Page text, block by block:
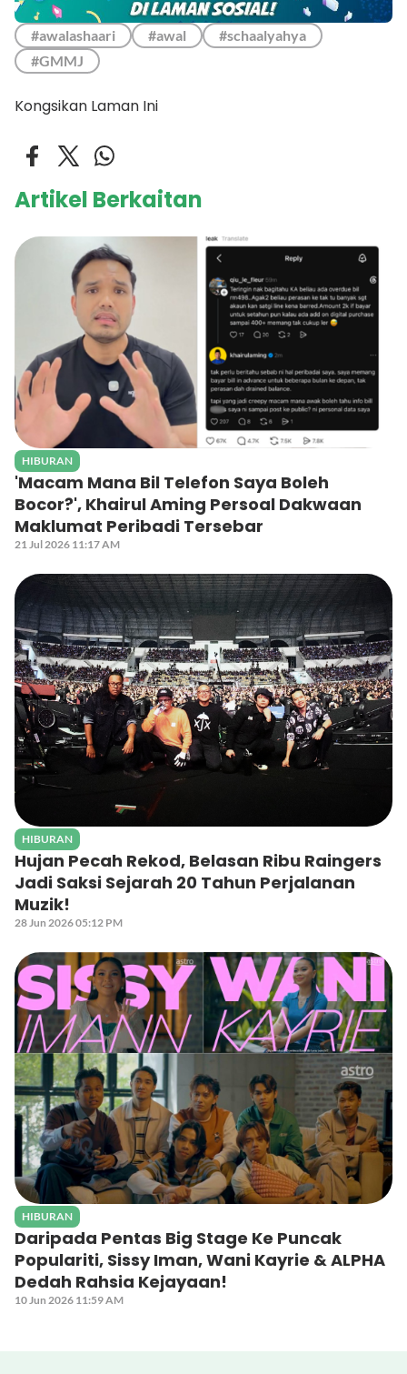
#awalashaari #awal
#schaalyahya
#GMMJ
Kongsikan Laman Ini
Artikel Berkaitan
HIBURAN
'Macam Mana Bil Telefon Saya Boleh
Bocor?', Khairul Aming Persoal Dakwaan
Maklumat Peribadi Tersebar
21 Jul 2026 11:17 AM
HIBURAN
Hujan Pecah Rekod, Belasan Ribu Raingers
Jadi Saksi Sejarah 20 Tahun Perjalanan
Muzik!
28 Jun 2026 05:12 PM
HIBURAN
Daripada Pentas Big Stage Ke Puncak
Populariti, Sissy Iman, Wani Kayrie & ALPHA
Dedah Rahsia Kejayaan!
10 Jun 2026 11:59 AM